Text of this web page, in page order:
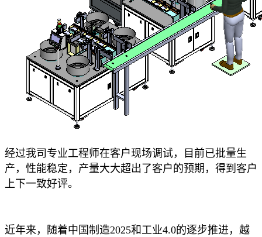
经过我司专业工程师在客户现场调试，目前已批量生
产，性能稳定，产量大大超出了客户的预期，得到客户
上下一致好评。
近年来，随着中国制造2025和工业4.0的逐步推进，越